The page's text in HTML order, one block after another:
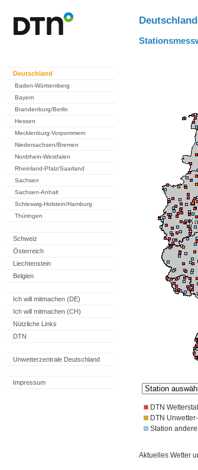
Deutschland
Baden-Württemberg
Bayern
Brandenburg/Berlin
Hessen
Mecklenburg-Vorpommern
Niedersachsen/Bremen
Nordrhein-Westfalen
Rheinland-Pfalz/Saarland
Sachsen
Sachsen-Anhalt
Schleswig-Holstein/Hamburg
Thüringen
Schweiz
Österreich
Liechtenstein
Belgien
Ich will mitmachen (DE)
Ich will mitmachen (CH)
Nützliche Links
DTN
Unwetterzentrale Deutschland
Impressum
Deutschland
DTN
DTN
Station
Aktuelles Wetter